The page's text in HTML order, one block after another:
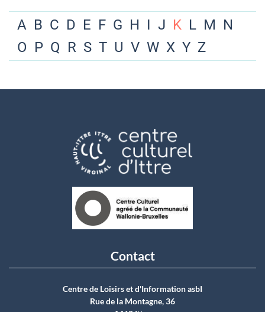
A B C D E F G H I J K L M N
O P Q R S T U V W X Y Z
Contact
Centre de Loisirs et d'Information asbI
Rue de la Montagne, 36